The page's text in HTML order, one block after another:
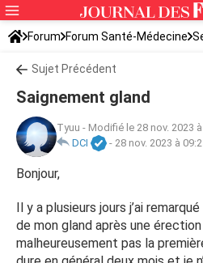
Forum Forum Santé-Médecine
Sujet Précédent
Saignement gland
Tyuu - Modifié le 28 nov. 2023
DCI
- 28 nov. 2023 à
Bonjour,
Il y a plusieurs jours j’ai
de mon gland après une
malheureusement pas la